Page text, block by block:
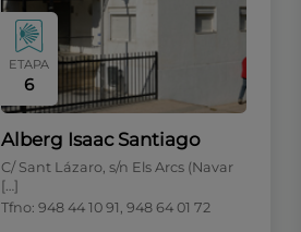
ETAPA
6
Alberg Isaac Santiago
C/ Sant Lázaro, s/n Els Arcs (Navar
[…]
Tfno: 948 44 10 91, 948 64 01 72